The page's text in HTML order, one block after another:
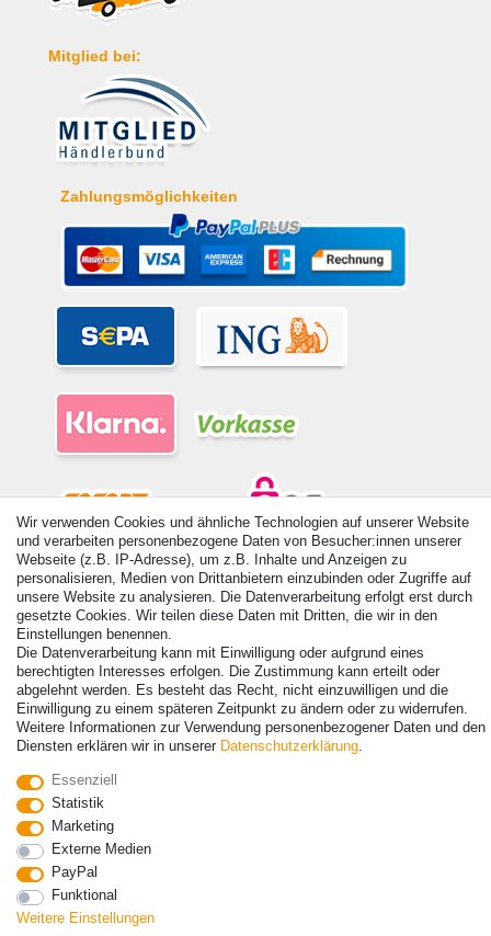
Mitglied bei:
Zahlungsmöglichkeiten
© Copyright 2026 | Alle Rechte vorbehalten. - Alle Rechte vorbehalten.
Preisangaben inkl. gesetzl. 19% MwSt. | Grundpreise siehe Artikeldetail | *Gilt für
Lieferungen nach Deutschland!
Vertrag widerrufen Kontakt
Wir verwenden Cookies und ähnliche Technologien auf unserer Website
und verarbeiten personenbezogene Daten von Besucher:innen unserer
Webseite (z.B. IP-Adresse), um z.B. Inhalte und Anzeigen zu
personalisieren, Medien von Drittanbietern einzubinden oder Zugriffe auf
unsere Website zu analysieren. Die Datenverarbeitung erfolgt erst durch
gesetzte Cookies. Wir teilen diese Daten mit Dritten, die wir in den
Einstellungen benennen.
Die Datenverarbeitung kann mit Einwilligung oder aufgrund eines
berechtigten Interesses erfolgen. Die Zustimmung kann erteilt oder
abgelehnt werden. Es besteht das Recht, nicht einzuwilligen und die
Einwilligung zu einem späteren Zeitpunkt zu ändern oder zu widerrufen.
Weitere Informationen zur Verwendung personenbezogener Daten und den
Diensten erklären wir in unserer Daten­schutz­erklärung.
Essenziell
Statistik
Marketing
Externe Medien
PayPal
Funktional
Weitere Einstellungen